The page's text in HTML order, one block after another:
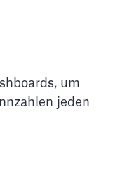
um
jeden